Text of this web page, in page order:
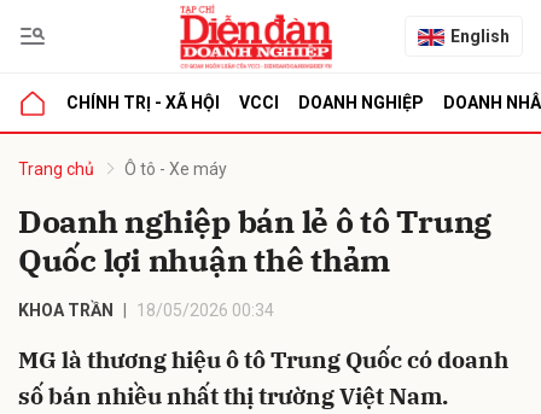
English
CHÍNH TRỊ - XÃ HỘI VCCI DOANH NGHIỆP DOANH
Trang chủ Ô tô - Xe máy
Doanh nghiệp bán lẻ ô tô Trung
Quốc lợi nhuận thê thảm
KHOA TRẦN 18/05/2026 00:34
MG là thương hiệu ô tô Trung Quốc có doanh
số bán nhiều nhất thị trường Việt Nam.
luận
Hủy